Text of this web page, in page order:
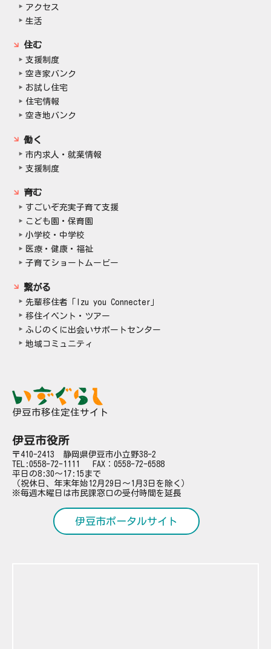
アクセス
生活
住む
支援制度
空き家バンク
お試し住宅
住宅情報
空き地バンク
働く
市内求人・就業情報
支援制度
育む
すごいぞ充実子育て支援
こども園・保育園
小学校・中学校
医療・健康・福祉
子育てショートムービー
繋がる
先輩移住者「Izu you Connecter」
移住イベント・ツアー
ふじのくに出会いサポートセンター
地域コミュニティ
伊豆市移住定住サイト
伊豆市役所
〒410-2413 静岡県伊豆市小立野38-2
TEL:0558-72-1111
FAX：0558-72-6588
平日の8:30～17:15まで
（祝休日、年末年始12月29日～1月3日を除く）
※毎週木曜日は市民課窓口の受付時間を延長
伊豆市ポータルサイト